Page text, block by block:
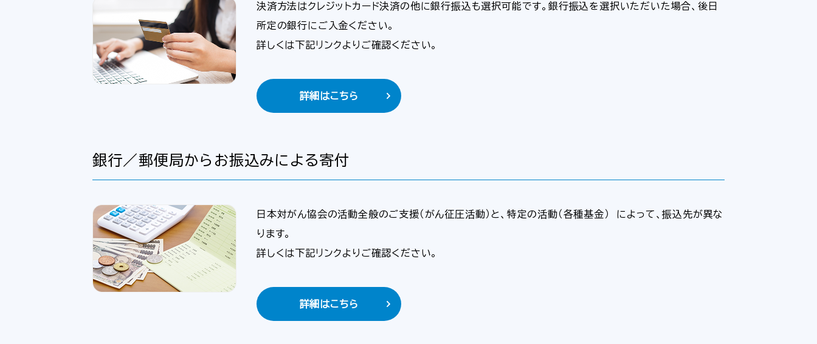
決済方法はクレジットカード決済の他に銀行振込も選択可能です。銀行振込を選択いただいた場合、後日
所定の銀行にご入金ください。
詳しくは下記リンクよりご確認ください。
詳細はこちら
銀行／郵便局からお振込みによる寄付
日本対がん協会の活動全般のご支援（がん征圧活動）と、特定の活動（各種基金） によって、振込先が異な
ります。
詳しくは下記リンクよりご確認ください。
詳細はこちら